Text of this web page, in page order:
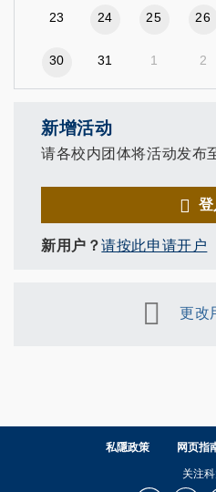
23 24 25 26
30 31 1 2
新增活动
请各校内团体将活动发布
登
新用户？请按此申请开户
更改
私隱政策 网页指
关注